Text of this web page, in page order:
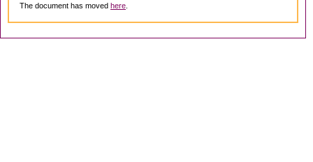
The document has moved here